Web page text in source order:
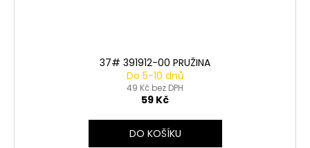
37# 391912-00 PRUŽINA
Do 5-10 dnů
49 Kč bez DPH
59 Kč
DO KOŠÍKU